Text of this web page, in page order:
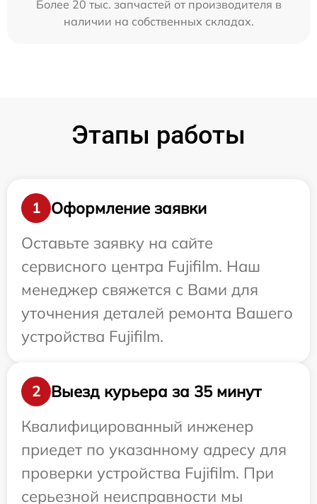
Более 20 тыс. запчастей от производителя в
наличии на собственных складах.
Этапы работы
1
Оформление заявки
Оставьте заявку на сайте
сервисного центра Fujifilm. Наш
менеджер свяжется с Вами для
уточнения деталей ремонта Вашего
устройства Fujifilm.
2
Выезд курьера за 35 минут
Квалифицированный инженер
приедет по указанному адресу для
проверки устройства Fujifilm. При
серьезной неисправности мы